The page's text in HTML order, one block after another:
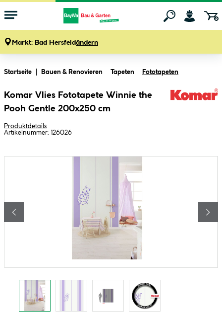
Markt: Bad Hersfeldändern
Startseite Bauen & Renovieren Tapeten Fototapeten
Komar Vlies Fototapete Winnie the
Pooh Gentle 200x250 cm
Produktdetails
Artikelnummer: 126026